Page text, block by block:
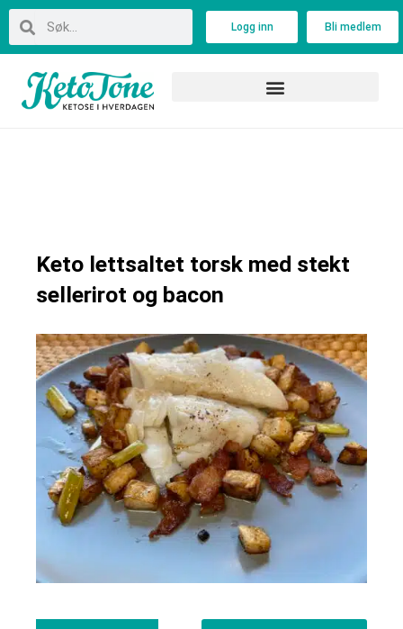
Skip
content
SearchSearch Logg inn Bli medlem
Keto lettsaltet torsk med stekt
sellerirot og bacon